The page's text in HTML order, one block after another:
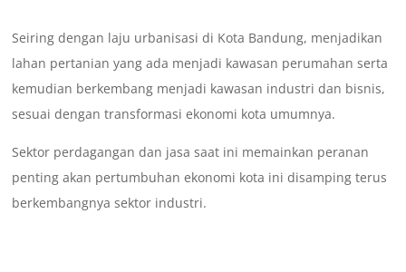
Seiring dengan laju urbanisasi di Kota Bandung, menjadikan
lahan pertanian yang ada menjadi kawasan perumahan serta
kemudian berkembang menjadi kawasan industri dan bisnis,
sesuai dengan transformasi ekonomi kota umumnya.
Sektor perdagangan dan jasa saat ini memainkan peranan
penting akan pertumbuhan ekonomi kota ini disamping terus
berkembangnya sektor industri.